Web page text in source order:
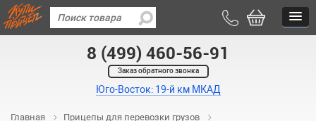
8 (499) 460-56-91
Заказ обратного звонка
Юго-Восток: 19-й км МКАД
Главная
Прицепы для перевозки грузов